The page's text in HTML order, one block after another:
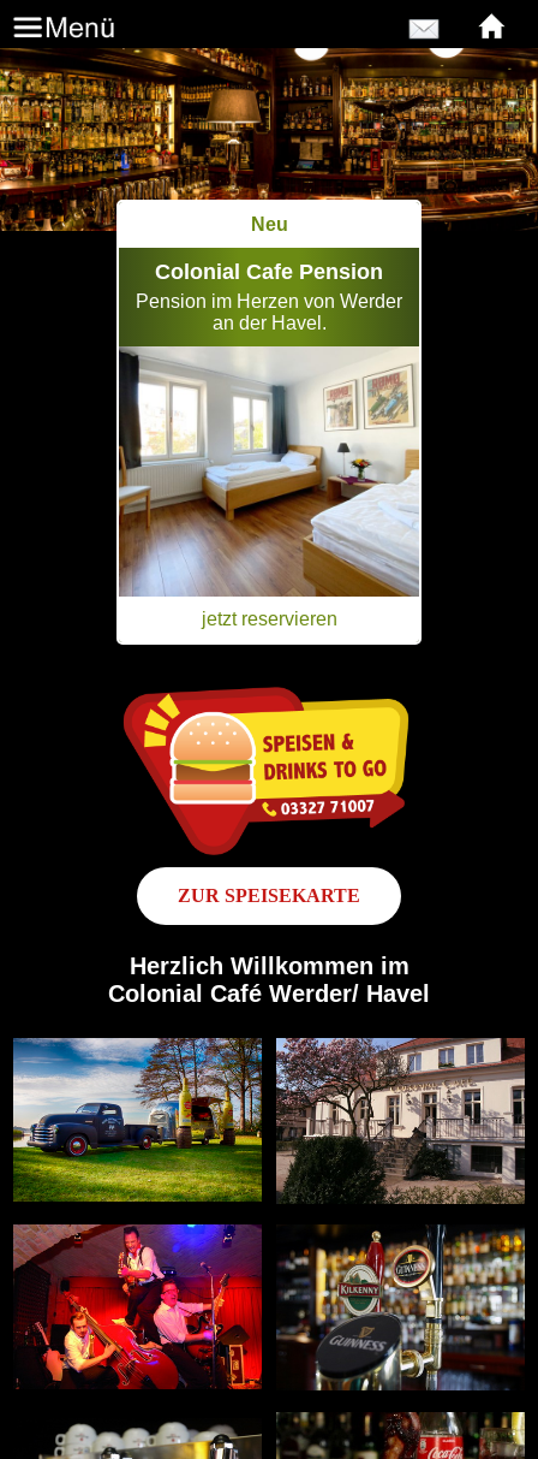
Neu
Colonial Cafe Pension
Pension im Herzen von Werder
an der Havel.
jetzt reservieren
ZUR SPEISEKARTE
Herzlich Willkommen im
Colonial Café Werder/ Havel